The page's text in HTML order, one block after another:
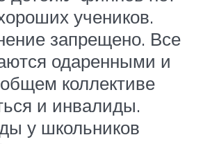
учеников.
запрещено. Все
одаренными и
коллективе
и инвалиды.
у школьников